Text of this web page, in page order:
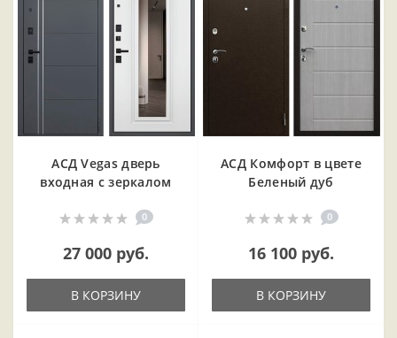
АСД Vegas дверь
входная с зеркалом
0
27 000 руб.
В КОРЗИНУ
АСД Комфорт в цвете
Беленый дуб
0
16 100 руб.
В КОРЗИНУ